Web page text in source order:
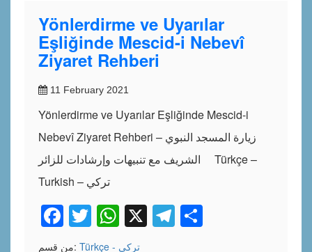
Yönlerdirme ve Uyarılar
Eşliğinde Mescid-i Nebevî
Ziyaret Rehberi
11 February 2021
Yönlerdirme ve Uyarılar Eşliğinde Mescid-i
Nebevî Ziyaret Rehberi – زيارة المسجد النبوي
الشريف مع تنبيهات وإرشادات للزائر Türkçe –
Turkish – تركي
Facebook
Twitter
WhatsApp
X Telegram
من قسم: Türkçe - تركي